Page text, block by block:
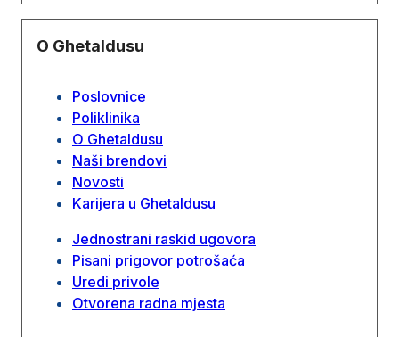
O Ghetaldusu
Poslovnice
Poliklinika
O Ghetaldusu
Naši brendovi
Novosti
Karijera u Ghetaldusu
Jednostrani raskid ugovora
Pisani prigovor potrošaća
Uredi privole
Otvorena radna mjesta